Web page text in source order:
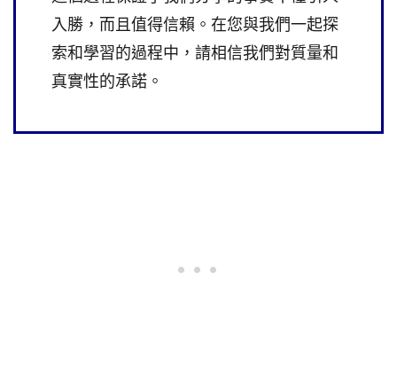
入勝，而且值得信賴。在您與我們一起探
索和學習的過程中，請相信我們對質量和
真實性的承諾。